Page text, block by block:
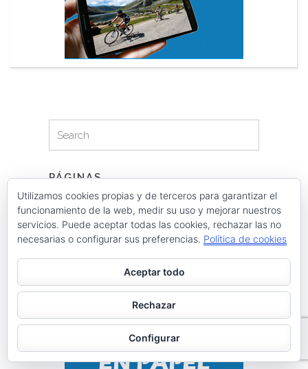
for:
Search
PÁGINAS
Archivos
Galerías de imágenes
Política de privacidad
Utilizamos cookies propias y de terceros para garantizar el
funcionamiento de la web, medir su uso y mejorar nuestros
servicios. Puede aceptar todas las cookies, rechazar las no
necesarias o configurar sus preferencias. Política de cookies
Aceptar todo
Rechazar
Configurar